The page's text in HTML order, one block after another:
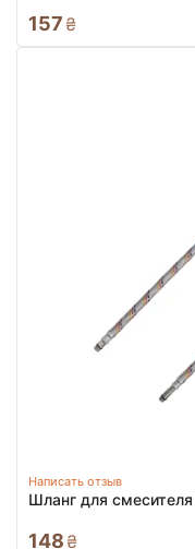
157 ₴
Написать отзыв
Шланг для смесителя
148 ₴